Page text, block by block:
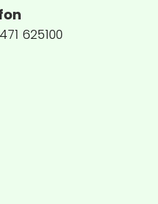
625100